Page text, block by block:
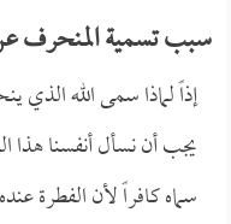
سبب تسمية المنحرف
إذاً لماذا سمى الله الذي
يجب أن نسأل أنفسنا هذا
سماه كافراً لأن الفطرة